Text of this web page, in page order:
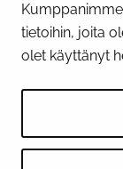
tietoihin, joita
olet käyttänyt